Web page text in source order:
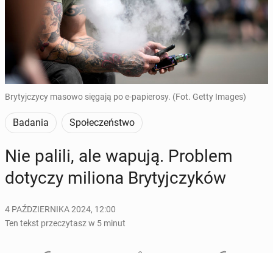
Brytyjczycy masowo sięgają po e-papierosy. (Fot. Getty Images)
Badania Społeczeństwo
Nie palili, ale wapują. Problem
dotyczy miliona Bry­tyj­czy­ków
4 PAŹDZIERNIKA 2024, 12:00
Ten tekst przeczytasz w 5 minut